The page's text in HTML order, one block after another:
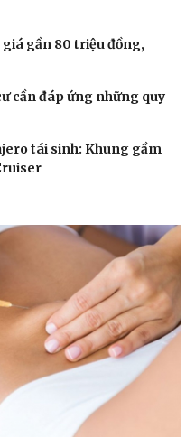
gần 80 triệu đồng,
cần đáp ứng những quy
tái sinh: Khung gầm